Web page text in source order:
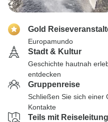
Gold
Europamundo
Stadt & Kultur
Geschichte hautnah
entdecken
Gruppenreise
Schließen Sie sich einer
Kontakte
Teils mit Reiseleitung